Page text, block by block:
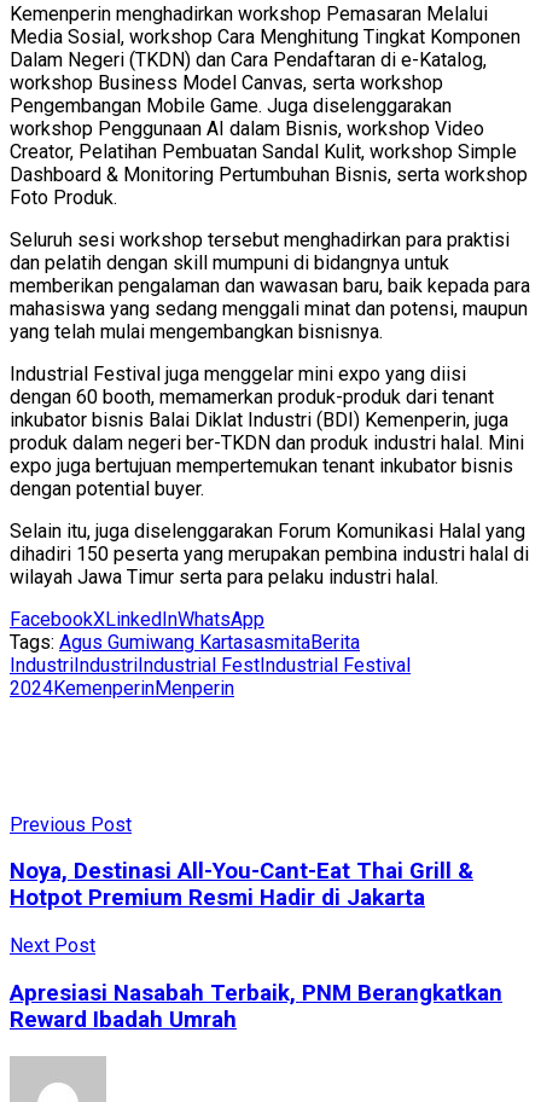
Kemenperin menghadirkan workshop Pemasaran Melalui
Media Sosial, workshop Cara Menghitung Tingkat Komponen
Dalam Negeri (TKDN) dan Cara Pendaftaran di e-Katalog,
workshop Business Model Canvas, serta workshop
Pengembangan Mobile Game. Juga diselenggarakan
workshop Penggunaan AI dalam Bisnis, workshop Video
Creator, Pelatihan Pembuatan Sandal Kulit, workshop Simple
Dashboard & Monitoring Pertumbuhan Bisnis, serta workshop
Foto Produk.
Seluruh sesi workshop tersebut menghadirkan para praktisi
dan pelatih dengan skill mumpuni di bidangnya untuk
memberikan pengalaman dan wawasan baru, baik kepada para
mahasiswa yang sedang menggali minat dan potensi, maupun
yang telah mulai mengembangkan bisnisnya.
Industrial Festival juga menggelar mini expo yang diisi
dengan 60 booth, memamerkan produk-produk dari tenant
inkubator bisnis Balai Diklat Industri (BDI) Kemenperin, juga
produk dalam negeri ber-TKDN dan produk industri halal. Mini
expo juga bertujuan mempertemukan tenant inkubator bisnis
dengan potential buyer.
Selain itu, juga diselenggarakan Forum Komunikasi Halal yang
dihadiri 150 peserta yang merupakan pembina industri halal di
wilayah Jawa Timur serta para pelaku industri halal.
FacebookXLinkedInWhatsApp
Tags: Agus Gumiwang KartasasmitaBerita
IndustriIndustriIndustrial FestIndustrial Festival
2024KemenperinMenperin
Previous Post
Noya, Destinasi All-You-Cant-Eat Thai Grill &
Hotpot Premium Resmi Hadir di Jakarta
Next Post
Apresiasi Nasabah Terbaik, PNM Berangkatkan
Reward Ibadah Umrah